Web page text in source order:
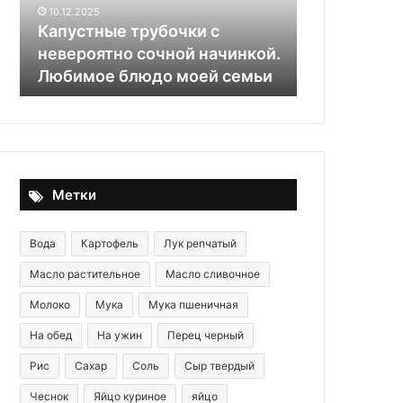
Любимое
блюдо
моей
семьи
10.12.2025
Капустные трубочки с
невероятно сочной начинкой.
Любимое блюдо моей семьи
Метки
Вода Картофель Лук репчатый
Масло растительное Масло сливочное
Молоко Мука Мука пшеничная
На обед На ужин Перец черный
Рис Сахар Соль Сыр твердый
Чеснок Яйцо куриное яйцо